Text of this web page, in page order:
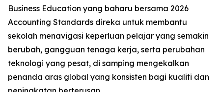
Business Education yang baharu bersama 2026
Accounting Standards direka untuk membantu
sekolah menavigasi keperluan pelajar yang semakin
berubah, gangguan tenaga kerja, serta perubahan
teknologi yang pesat, di samping mengekalkan
penanda aras global yang konsisten bagi kualiti dan